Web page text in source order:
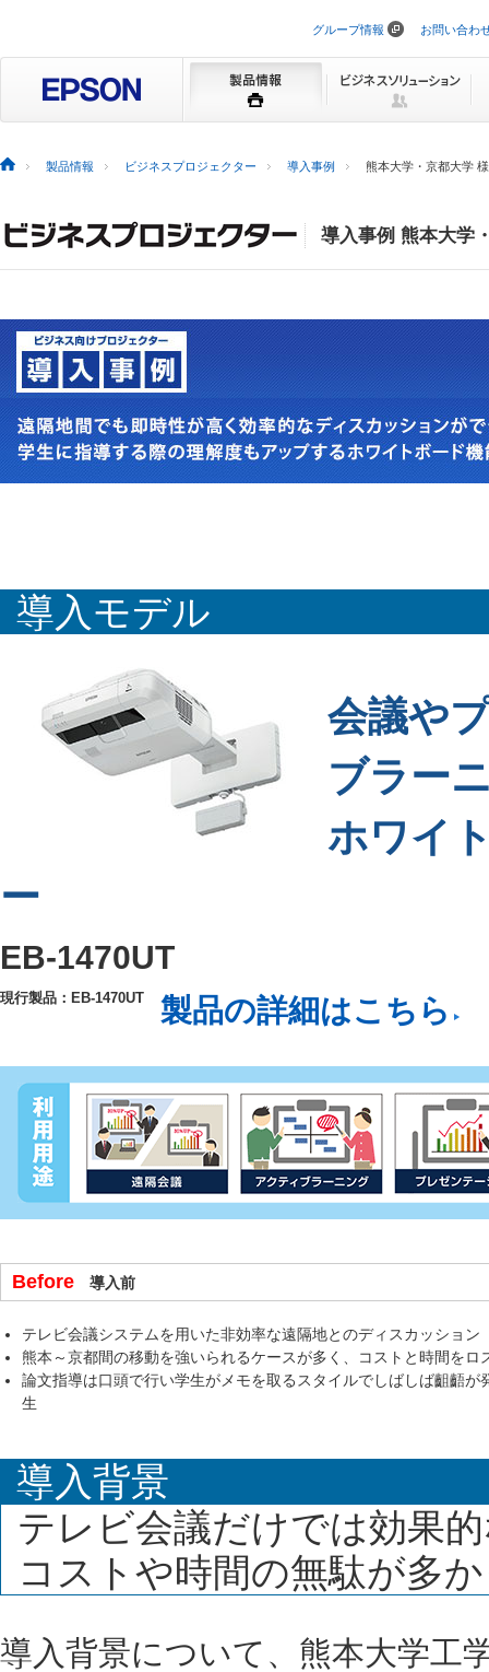
ビ
ョ
を
プ
グループ情報 お問い合わ
製品情報 ビジネスプロジェクター 導入事例 熊本大学・京都大学 様
導入事例 熊本大学
導入モデル
会議や
ブラー
ホワイ
ー
EB-1470UT
現行製品：EB-1470UT 製品の詳細はこちら
Before 導入前
テレビ会議システムを用いた非効率な遠隔地とのディスカッション
熊本～京都間の移動を強いられるケースが多く、コストと時間をロ
論文指導は口頭で行い学生がメモを取るスタイルでしばしば齟齬が
生
導入背景
テレビ会議だけでは効果
コストや時間の無駄が多
導入背景について、熊本大学工